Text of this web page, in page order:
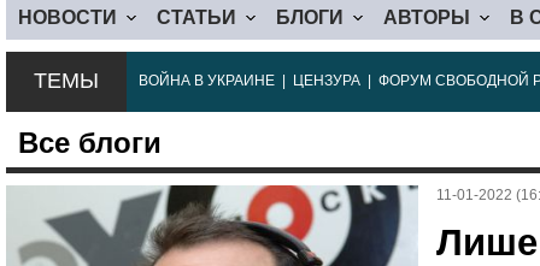
НОВОСТИ СТАТЬИ БЛОГИ АВТОРЫ В
ТЕМЫ ВОЙНА В УКРАИНЕ ЦЕНЗУРА ФОРУМ СВОБОДНОЙ
Все блоги
11-01-2022